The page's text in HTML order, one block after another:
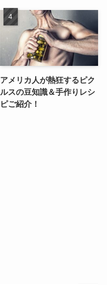
アメリカ人が熱狂するピク
ルスの豆知識＆手作りレシ
ピご紹介！